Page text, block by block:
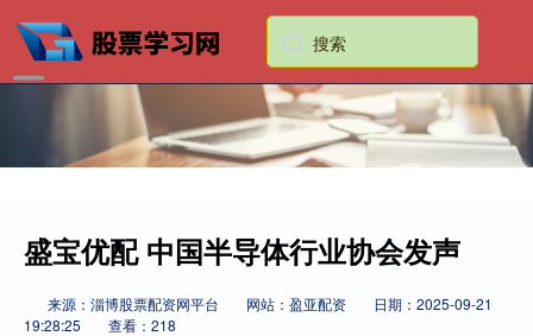
盛宝优配 中国半导体行业协会发声
来源：淄博股票配资网平台 网站：盈亚配资
日期：2025-09-21
19:28:25
查看：218